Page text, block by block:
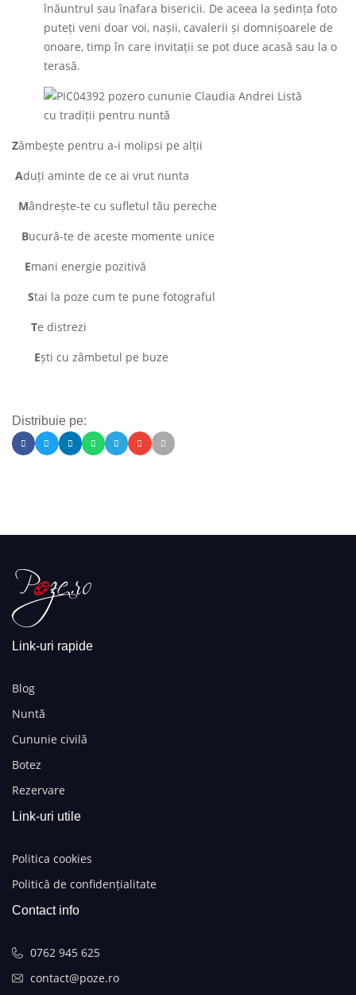
înăuntrul sau înafara bisericii. De aceea la ședința foto
puteți veni doar voi, nașii, cavalerii și domnișoarele de
onoare, timp în care invitații se pot duce acasă sau la o
terasă.
Zâmbește pentru a-i molipsi pe alții
Aduți aminte de ce ai vrut nunta
Mândrește-te cu sufletul tău pereche
Bucură-te de aceste momente unice
Emani energie pozitivă
Stai la poze cum te pune fotograful
Te distrezi
Ești cu zâmbetul pe buze
Distribuie pe:
Link-uri rapide
Blog
Nuntă
Cununie civilă
Botez
Rezervare
Link-uri utile
Politica cookies
Politică de confidențialitate
Contact info
0762 945 625
contact@poze.ro